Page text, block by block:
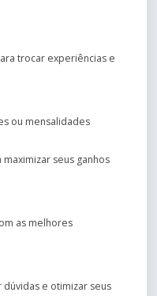
trocar experiências e
ou mensalidades
maximizar seus ganhos
as melhores
dúvidas e otimizar seus